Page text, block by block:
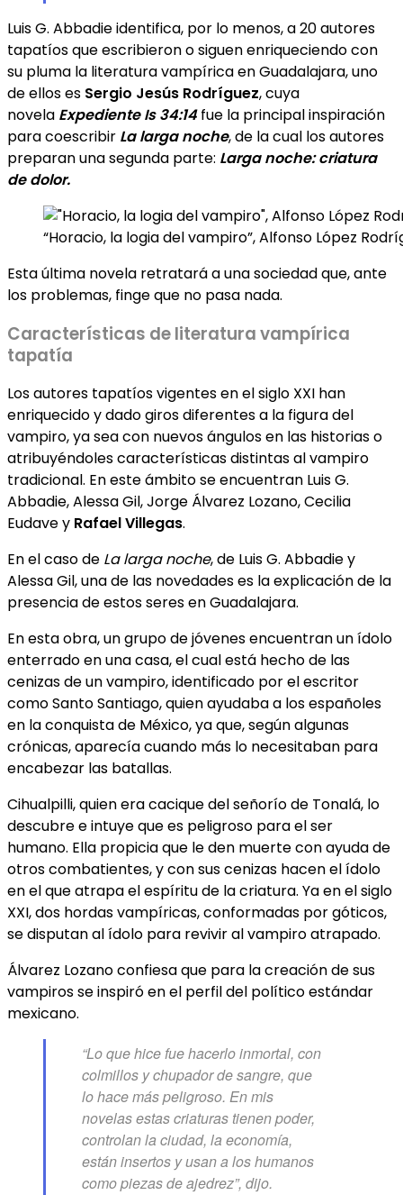
Luis G. Abbadie identifica, por lo menos, a 20 autores
tapatíos que escribieron o siguen enriqueciendo con
su pluma la literatura vampírica en Guadalajara, uno
de ellos es Sergio Jesús Rodríguez, cuya
novela Expediente Is 34:14fue la principal inspiración
para coescribir La larga noche, de la cual los autores
preparan una segunda parte: Larga noche: criatura
de dolor.
“Horacio, la logia del vampiro”, Alfonso López
Esta última novela retratará a una sociedad que, ante
los problemas, finge que no pasa nada.
Características de literatura vampírica
tapatía
Los autores tapatíos vigentes en el siglo XXI han
enriquecido y dado giros diferentes a la figura del
vampiro, ya sea con nuevos ángulos en las historias o
atribuyéndoles características distintas al vampiro
tradicional. En este ámbito se encuentran Luis G.
Abbadie, Alessa Gil, Jorge Álvarez Lozano, Cecilia
Eudave y Rafael Villegas.
En el caso de La larga noche, de Luis G. Abbadie y
Alessa Gil, una de las novedades es la explicación de la
presencia de estos seres en Guadalajara.
En esta obra, un grupo de jóvenes encuentran un ídolo
enterrado en una casa, el cual está hecho de las
cenizas de un vampiro, identificado por el escritor
como Santo Santiago, quien ayudaba a los españoles
en la conquista de México, ya que, según algunas
crónicas, aparecía cuando más lo necesitaban para
encabezar las batallas.
Cihualpilli, quien era cacique del señorío de Tonalá, lo
descubre e intuye que es peligroso para el ser
humano. Ella propicia que le den muerte con ayuda de
otros combatientes, y con sus cenizas hacen el ídolo
en el que atrapa el espíritu de la criatura. Ya en el siglo
XXI, dos hordas vampíricas, conformadas por góticos,
se disputan al ídolo para revivir al vampiro atrapado.
Álvarez Lozano confiesa que para la creación de sus
vampiros se inspiró en el perfil del político estándar
mexicano.
“Lo que hice fue hacerlo inmortal, con
colmillos y chupador de sangre, que
lo hace más peligroso. En mis
novelas estas criaturas tienen poder,
controlan la ciudad, la economía,
están insertos y usan a los humanos
como piezas de ajedrez”, dijo.